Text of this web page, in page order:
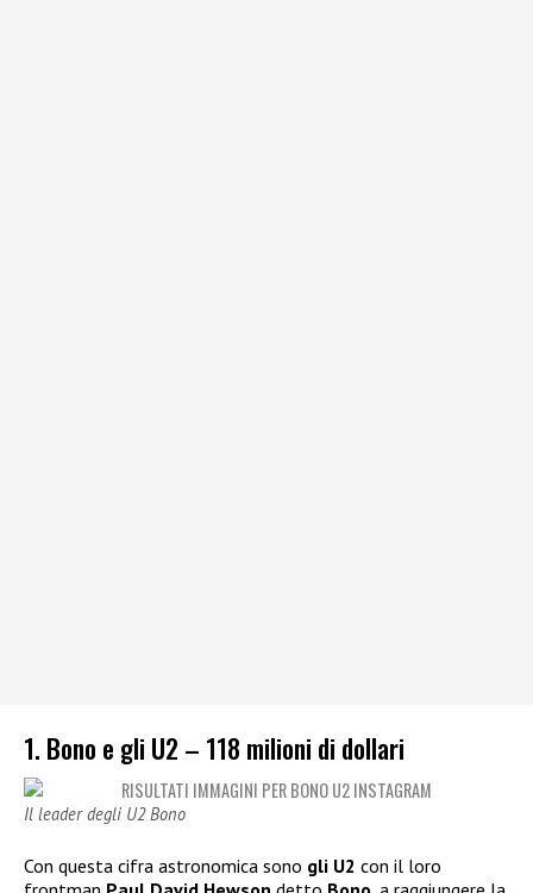
1. Bono e gli U2 – 118 milioni di dollari
Il leader degli U2 Bono
Con questa cifra astronomica sono gli U2 con il loro